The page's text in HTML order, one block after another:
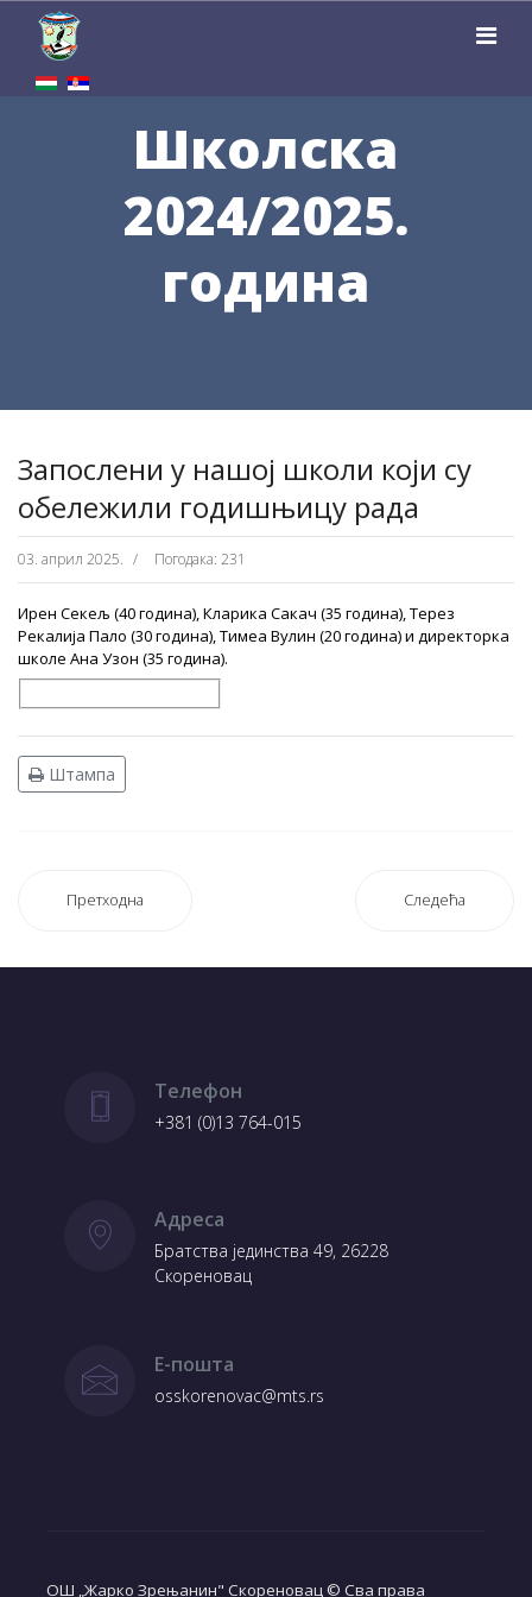
Школска
2024/2025.
година
Запослени у нашој школи који су
обележили годишњицу рада
03. април 2025. Погодака: 231
Ирен Секељ (40 година), Кларика Сакач (35 година), Терез
Рекалија Пало (30 година), Тимеа Вулин (20 година) и директорка
школе Ана Узон (35 година).
Штампа
Претходна Следећа
Телефон
+381 (0)13 764-015
Адреса
Братства јединства 49, 26228
Скореновац
Е-пошта
osskorenovac@mts.rs
ОШ „Жарко Зрењанин" Скореновац © Сва права